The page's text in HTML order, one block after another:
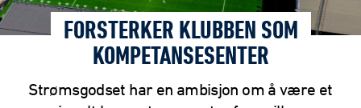
FORSTERKER KLUBBEN SOM
KOMPETANSESENTER
Strømsgodset har en ambisjon om å være et